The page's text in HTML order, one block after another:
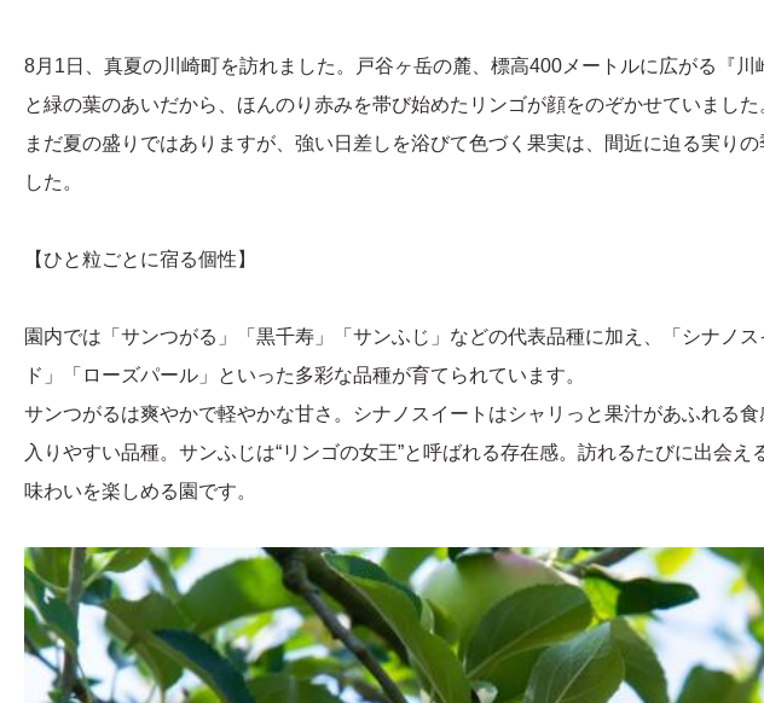
8月1日、真夏の川崎町を訪れました。戸谷ヶ岳の麓、標高400メートルに広がる『川
と緑の葉のあいだから、ほんのり赤みを帯び始めたリンゴが顔をのぞかせていました
まだ夏の盛りではありますが、強い日差しを浴びて色づく果実は、間近に迫る実り
した。
【ひと粒ごとに宿る個性】
園内では「サンつがる」「黒千寿」「サンふじ」などの代表品種に加え、「シナノ
ド」「ローズパール」といった多彩な品種が育てられています。
サンつがるは爽やかで軽やかな甘さ。シナノスイートはシャリっと果汁があふれる
入りやすい品種。サンふじは“リンゴの女王”と呼ばれる存在感。訪れるたびに出会え
味わいを楽しめる園です。